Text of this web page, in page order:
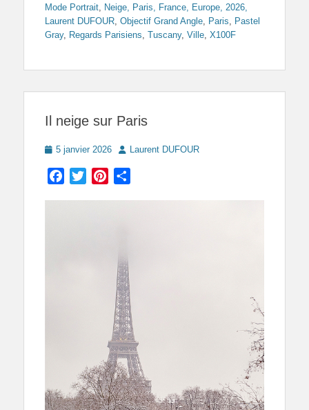
Mode Portrait, Neige, Paris, France, Europe, 2026,
Laurent DUFOUR, Objectif Grand Angle, Paris, Pastel
Gray, Regards Parisiens, Tuscany, Ville, X100F
Il neige sur Paris
Posted
5 janvier 2026 AuthorLaurent DUFOUR
Facebook
TwitterPinterest